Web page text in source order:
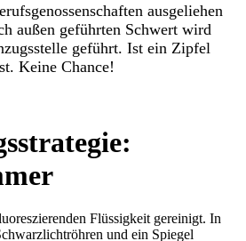
ausgeliehen
außen geführten Schwert wird
geführt. Ist ein Zipfel
Keine Chance!
Flüssigkeit gereinigt. In
und ein Spiegel